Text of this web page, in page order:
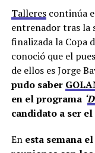
cayeron los
tapado, que no era
Guillermo Barros
tapado que todos
requisitos se
Andrés Fassi
¿Fue una
lo selecciona por
Tallerescontinúa
entrenador tras la
finalizada la Copa
conoció que el
de ellos es Jorge
pudo saber
en el programa ‘
candidato a ser
En esta semana